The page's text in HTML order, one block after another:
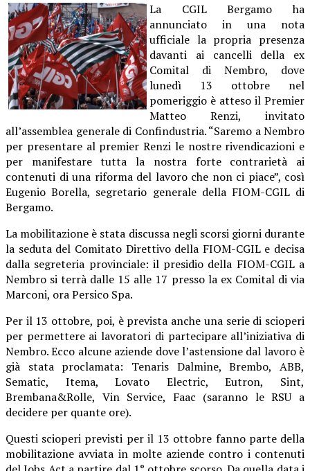
La CGIL Bergamo ha
annunciato in una nota
ufficiale la propria presenza
davanti ai cancelli della ex
Comital di Nembro, dove
lunedì 13 ottobre nel
pomeriggio è atteso il Premier
Matteo Renzi, invitato
all’assemblea generale di Confindustria. “Saremo a Nembro
per presentare al premier Renzi le nostre rivendicazioni e
per manifestare tutta la nostra forte contrarietà ai
contenuti di una riforma del lavoro che non ci piace”, così
Eugenio Borella, segretario generale della FIOM-CGIL di
Bergamo.
La mobilitazione è stata discussa negli scorsi giorni durante
la seduta del Comitato Direttivo della FIOM-CGIL e decisa
dalla segreteria provinciale: il presidio della FIOM-CGIL a
Nembro si terrà dalle 15 alle 17 presso la ex Comital di via
Marconi, ora Persico Spa.
Per il 13 ottobre, poi, è prevista anche una serie di scioperi
per permettere ai lavoratori di partecipare all’iniziativa di
Nembro. Ecco alcune aziende dove l’astensione dal lavoro è
già stata proclamata: Tenaris Dalmine, Brembo, ABB,
Sematic, Itema, Lovato Electric, Eutron, Sint,
Brembana&Rolle, Vin Service, Faac (saranno le RSU a
decidere per quante ore).
Questi scioperi previsti per il 13 ottobre fanno parte della
mobilitazione avviata in molte aziende contro i contenuti